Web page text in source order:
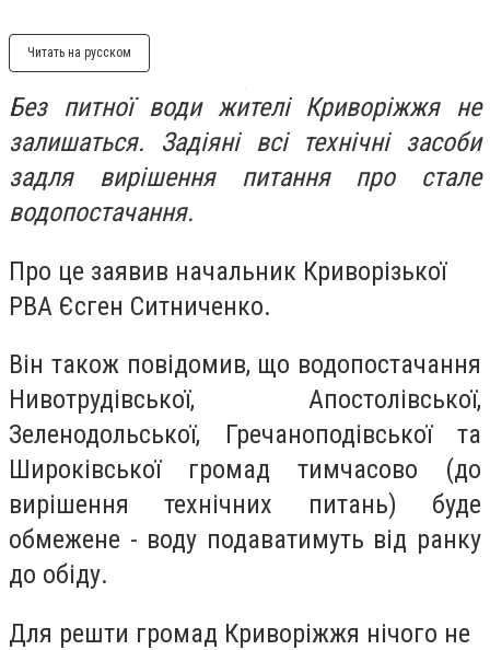
Читать на русском
Без питної води жителі Криворіжжя не
залишаться. Задіяні всі технічні засоби
задля вирішення питання про стале
водопостачання.
Про це заявив начальник Криворізької
РВА Єсген Ситниченко.
Він також повідомив, що водопостачання
Нивотрудівської, Апостолівської,
Зеленодольської, Гречаноподівської та
Широківської громад тимчасово (до
вирішення технічних питань) буде
обмежене - воду подаватимуть від ранку
до обіду.
Для решти громад Криворіжжя нічого не